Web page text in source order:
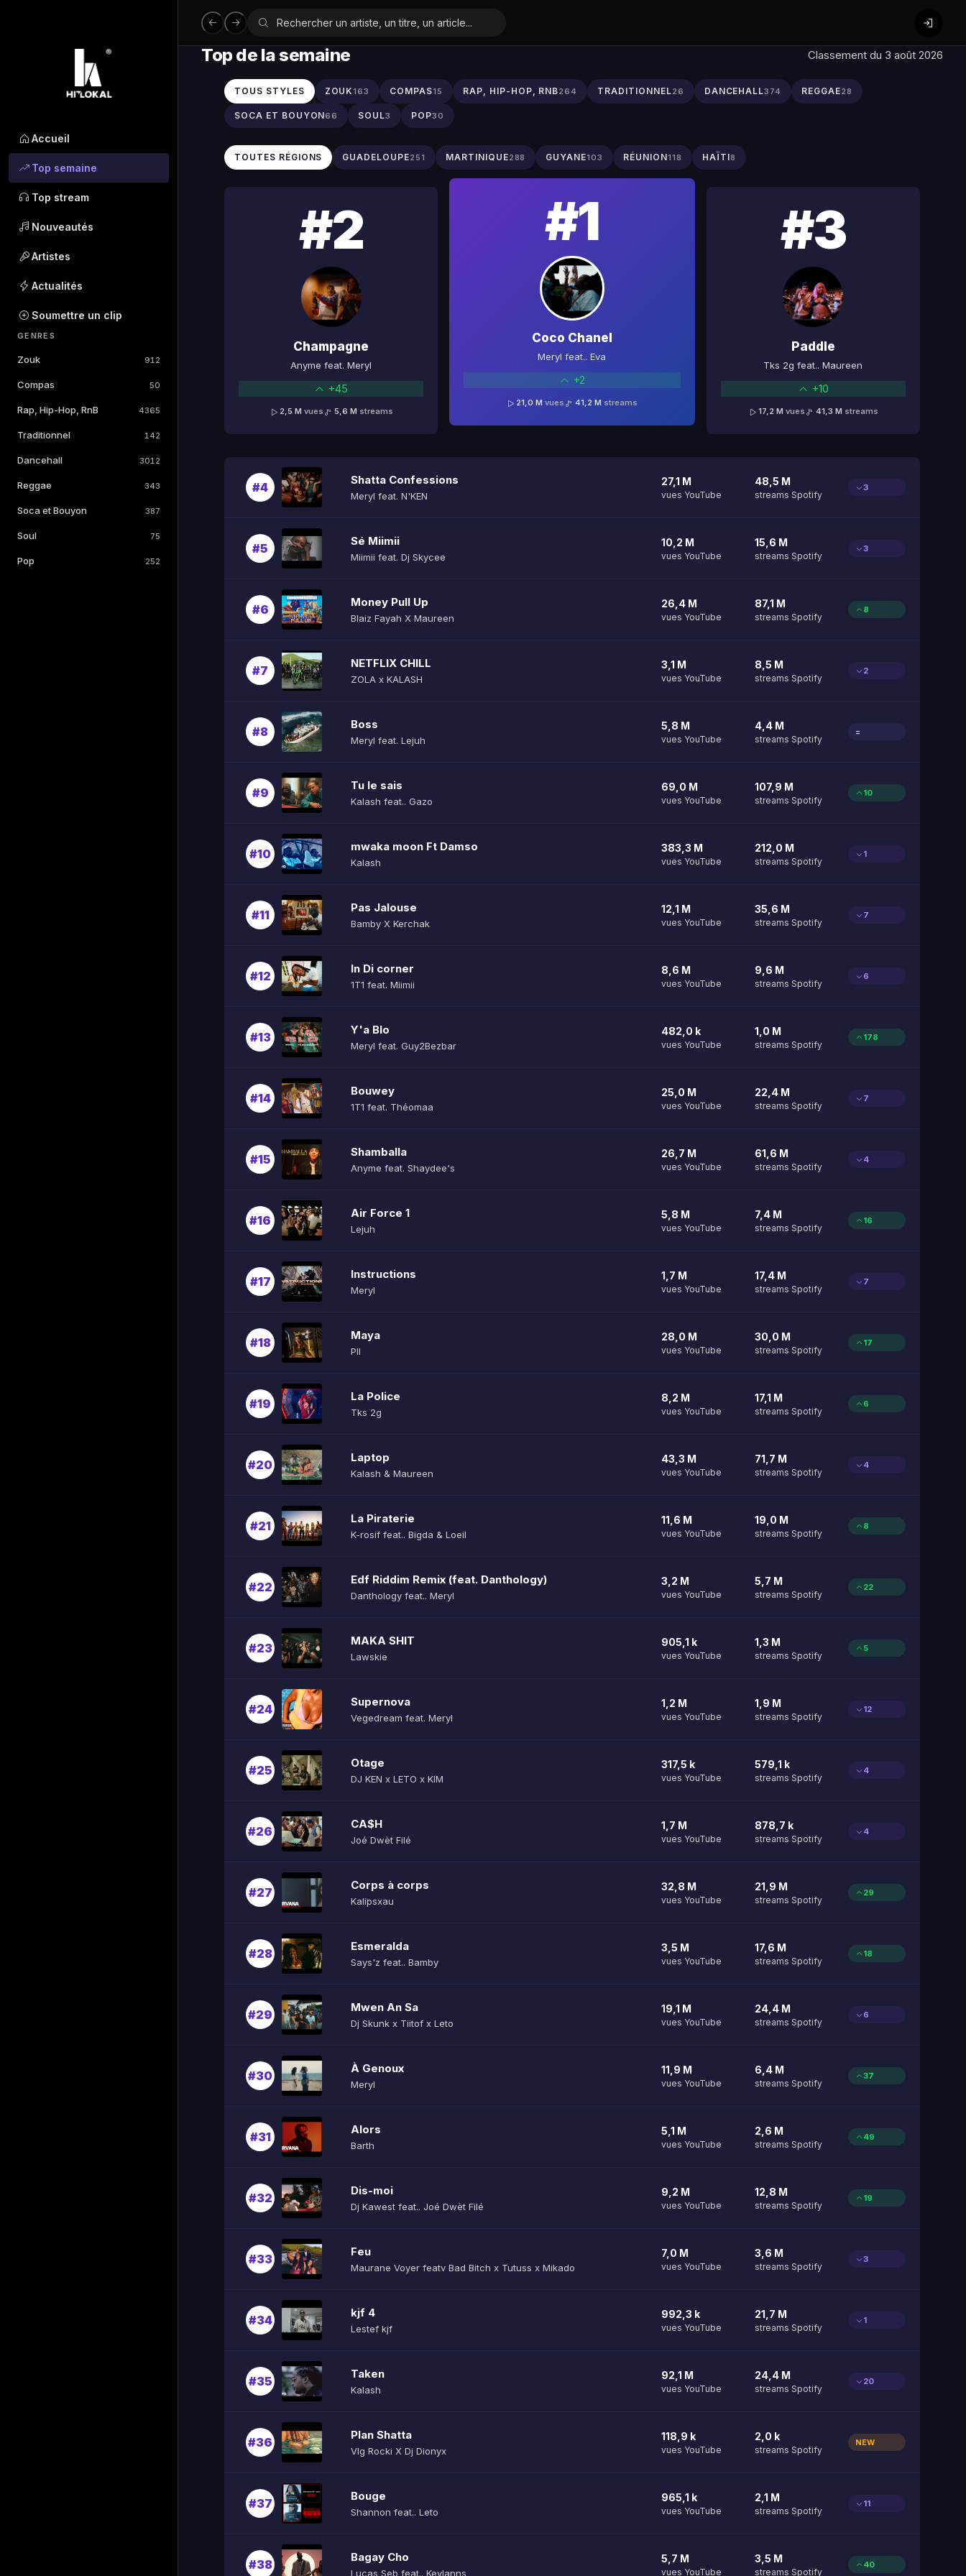
Accueil
Top semaine
Top stream
Nouveautés
Artistes
Actualités
Soumettre un clip
GENRES
Zouk 912
Compas 50
Rap, Hip-Hop, RnB 4365
Traditionnel 142
Dancehall 3012
Reggae 343
Soca et Bouyon 387
Soul 75
Pop 252
Top de la semaine Classement du 3 août 2026
TOUS STYLES ZOUK163 COMPAS15 RAP, HIP-HOP, RNB264 TRADITIONNEL26 DANCEHALL374 REGGAE28
SOCA ET BOUYON66 SOUL3 POP30
TOUTES RÉGIONS GUADELOUPE251 MARTINIQUE288 GUYANE103 RÉUNION118 HAÏTI8
#2
Champagne
Anyme feat. Meryl
+45
2,5 M vues 5,6 M streams
#1
Coco Chanel
Meryl feat.. Eva
+2
21,0 Mvues 41,2 M streams
#3
Paddle
Tks 2g feat.. Maureen
+10
17,2 M vues 41,3 M streams
#4
Shatta Confessions
Meryl feat. N'KEN
27,1 M
vues YouTube
48,5 M
streams Spotify
3
#5
Sé Miimii
Miimii feat. Dj Skycee
10,2 M
vues YouTube
15,6 M
streams Spotify
3
#6
Money Pull Up
Blaiz Fayah X Maureen
26,4 M
vues YouTube
87,1 M
streams Spotify
8
#7
NETFLIX CHILL
ZOLA x KALASH
3,1 M
vues YouTube
8,5 M
streams Spotify
2
#8
Boss
Meryl feat. Lejuh
5,8 M
vues YouTube
4,4 M
streams Spotify
=
#9
Tu le sais
Kalash feat.. Gazo
69,0 M
vues YouTube
107,9 M
streams Spotify
10
#10
mwaka moon Ft Damso
Kalash
383,3 M
vues YouTube
212,0 M
streams Spotify
1
#11
Pas Jalouse
Bamby X Kerchak
12,1 M
vues YouTube
35,6 M
streams Spotify
7
#12
In Di corner
1T1 feat. Miimii
8,6 M
vues YouTube
9,6 M
streams Spotify
6
#13
Y'a Blo
Meryl feat. Guy2Bezbar
482,0 k
vues YouTube
1,0 M
streams Spotify
178
#14
Bouwey
1T1 feat. Théomaa
25,0 M
vues YouTube
22,4 M
streams Spotify
7
#15
Shamballa
Anyme feat. Shaydee's
26,7 M
vues YouTube
61,6 M
streams Spotify
4
#16
Air Force 1
Lejuh
5,8 M
vues YouTube
7,4 M
streams Spotify
16
#17
Instructions
Meryl
1,7 M
vues YouTube
17,4 M
streams Spotify
7
#18
Maya
Pll
28,0 M
vues YouTube
30,0 M
streams Spotify
17
#19
La Police
Tks 2g
8,2 M
vues YouTube
17,1 M
streams Spotify
6
#20
Laptop
Kalash & Maureen
43,3 M
vues YouTube
71,7 M
streams Spotify
4
#21
La Piraterie
K-rosif feat.. Bigda & Loeil
11,6 M
vues YouTube
19,0 M
streams Spotify
8
#22
Edf Riddim Remix (feat. Danthology)
Danthology feat.. Meryl
3,2 M
vues YouTube
5,7 M
streams Spotify
22
#23
MAKA SHIT
Lawskie
905,1 k
vues YouTube
1,3 M
streams Spotify
5
#24
Supernova
Vegedream feat. Meryl
1,2 M
vues YouTube
1,9 M
streams Spotify
12
#25
Otage
DJ KEN x LETO x KIM
317,5 k
vues YouTube
579,1 k
streams Spotify
4
#26
CA$H
Joé Dwèt Filé
1,7 M
vues YouTube
878,7 k
streams Spotify
4
#27
Corps à corps
Kalipsxau
32,8 M
vues YouTube
21,9 M
streams Spotify
29
#28
Esmeralda
Says'z feat.. Bamby
3,5 M
vues YouTube
17,6 M
streams Spotify
18
#29
Mwen An Sa
Dj Skunk x Tiitof x Leto
19,1 M
vues YouTube
24,4 M
streams Spotify
6
#30
À Genoux
Meryl
11,9 M
vues YouTube
6,4 M
streams Spotify
37
#31
Alors
Barth
5,1 M
vues YouTube
2,6 M
streams Spotify
49
#32
Dis-moi
Dj Kawest feat.. Joé Dwèt Filé
9,2 M
vues YouTube
12,8 M
streams Spotify
19
#33
Feu
Maurane Voyer featv Bad Bitch x Tutuss x Mikado
7,0 M
vues YouTube
3,6 M
streams Spotify
3
#34
kjf 4
Lestef kjf
992,3 k
vues YouTube
21,7 M
streams Spotify
1
#35
Taken
Kalash
92,1 M
vues YouTube
24,4 M
streams Spotify
20
#36
Plan Shatta
Vlg Rocki X Dj Dionyx
118,9 k
vues YouTube
2,0 k
streams Spotify
NEW
#37
Bouge
Shannon feat.. Leto
965,1 k
vues YouTube
2,1 M
streams Spotify
11
#38
Bagay Cho
Lucas Seb feat.. Keylanns
5,7 M
vues YouTube
3,5 M
streams Spotify
40